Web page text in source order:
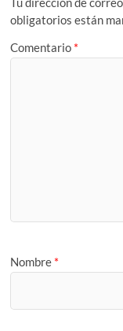
obligatorios están
Comentario *
Nombre *